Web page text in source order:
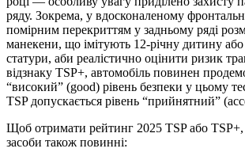
ряду. Зокрема, у вдосконаленому
помірним перекриттям у задньому ряді
манекени, що імітують 12-річну дитину
статури, аби реалістично оцінити ризик
відзнаку TSP+, автомобіль повинен
“високий” (good) рівень безпеки у цьому
TSP допускається рівень “прийнятний”
Щоб отримати рейтинг 2025 TSP або TSP+,
засоби також повинні: